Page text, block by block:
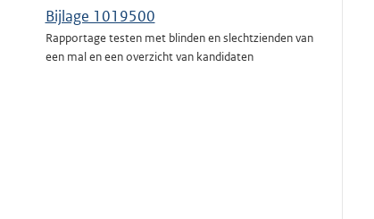
Bijlage 1019500
Rapportage testen met blinden en slechtzienden van
een mal en een overzicht van kandidaten